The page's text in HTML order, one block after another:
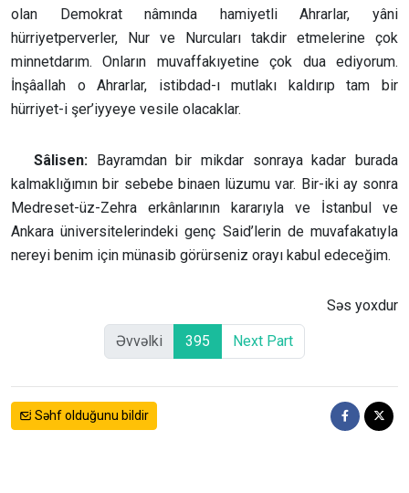
olan Demokrat nâmında hamiyetli Ahrarlar, yâni
hürriyetperverler, Nur ve Nurcuları takdir etmelerine çok
minnetdarım. Onların muvaffakıyetine çok dua ediyorum.
İnşâallah o Ahrarlar, istibdad-ı mutlakı kaldırıp tam bir
hürriyet-i şer’iyyeye vesile olacaklar.
Sâlisen: Bayramdan bir mikdar sonraya kadar burada
kalmaklığımın bir sebebe binaen lüzumu var. Bir-iki ay sonra
Medreset-üz-Zehra erkânlarının kararıyla ve İstanbul ve
Ankara üniversitelerindeki genç Said’lerin de muvafakatıyla
nereyi benim için münasib görürseniz orayı kabul edeceğim.
Səs yoxdur
Əvvəlki 395 Next Part
Səhf olduğunu bildir